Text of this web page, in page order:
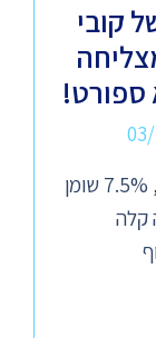
קובי
ספורט!
השינוי המדהים של מיטל: 9 ק"ג פחות, 7.5% שומן
קלה